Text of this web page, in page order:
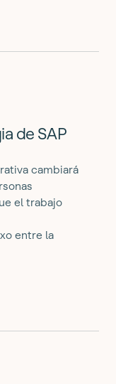
de SAP
cambiará
el trabajo
entre la